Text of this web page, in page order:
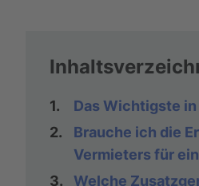
1.
Das Wichtigste in
2.
Brauche ich die
Vermieters für
3.
Welche